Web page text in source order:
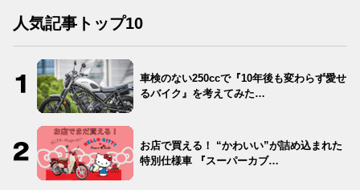
人気記事トップ10
車検のない250ccで『10年後も変わらず愛せ
るバイク』を考えてみた…
お店で買える！ “かわいい”が詰め込まれた
特別仕様車 『スーパーカブ…